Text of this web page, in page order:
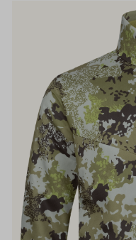
auf die eigenen
besseren Treffen bei.
auf den Schutz des
Immer, bei jedem Schuss.
Integralschalldämpfer.
verteilter Masse, bietet die
Balance und Führigkeit,
Außenkontur von Lauf-
stufenlosem Bull-Barrel-
geringes Gewicht als auch
Gesamtbild verleiht.